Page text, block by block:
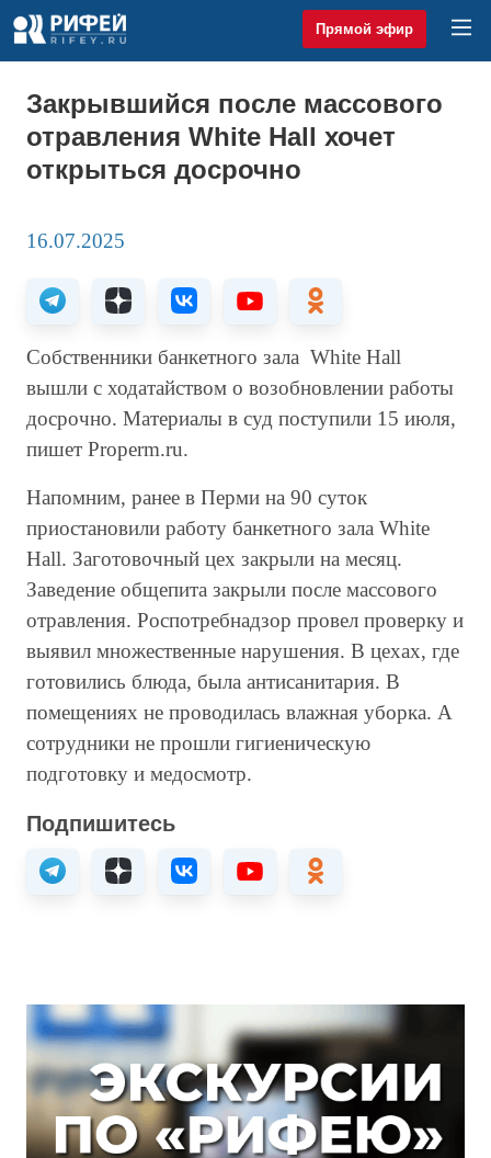
Прямой эфир
Закрывшийся после массового
отравления White Hall хочет
открыться досрочно
16.07.2025
Собственники банкетного зала White Hall
вышли с ходатайством о возобновлении работы
досрочно. Материалы в суд поступили 15 июля,
пишет Properm.ru.
Напомним, ранее в Перми на 90 суток
приостановили работу банкетного зала White
Hall. Заготовочный цех закрыли на месяц.
Заведение общепита закрыли после массового
отравления. Роспотребнадзор провел проверку и
выявил множественные нарушения. В цехах, где
готовились блюда, была антисанитария. В
помещениях не проводилась влажная уборка. А
сотрудники не прошли гигиеническую
подготовку и медосмотр.
Подпишитесь